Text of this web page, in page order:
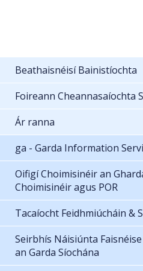
Beathaisnéisí Bainistíochta
Foireann Cheannasaíochta
Ár ranna
ga - Garda Information
Oifigí Choimisinéir an
Choimisinéir agus POR
Tacaíocht Feidhmiúcháin &
Seirbhís Náisiúnta
an Garda Síochána